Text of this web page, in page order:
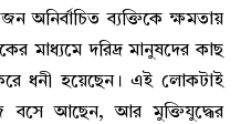
অনির্বাচিত ব্যক্তিকে ক্ষমতায়
মাধ্যমে দরিদ্র মানুষদের কাছ
ধনী হয়েছেন। এই লোকটাই
বসে আছেন, আর মুক্তিযুদ্ধের